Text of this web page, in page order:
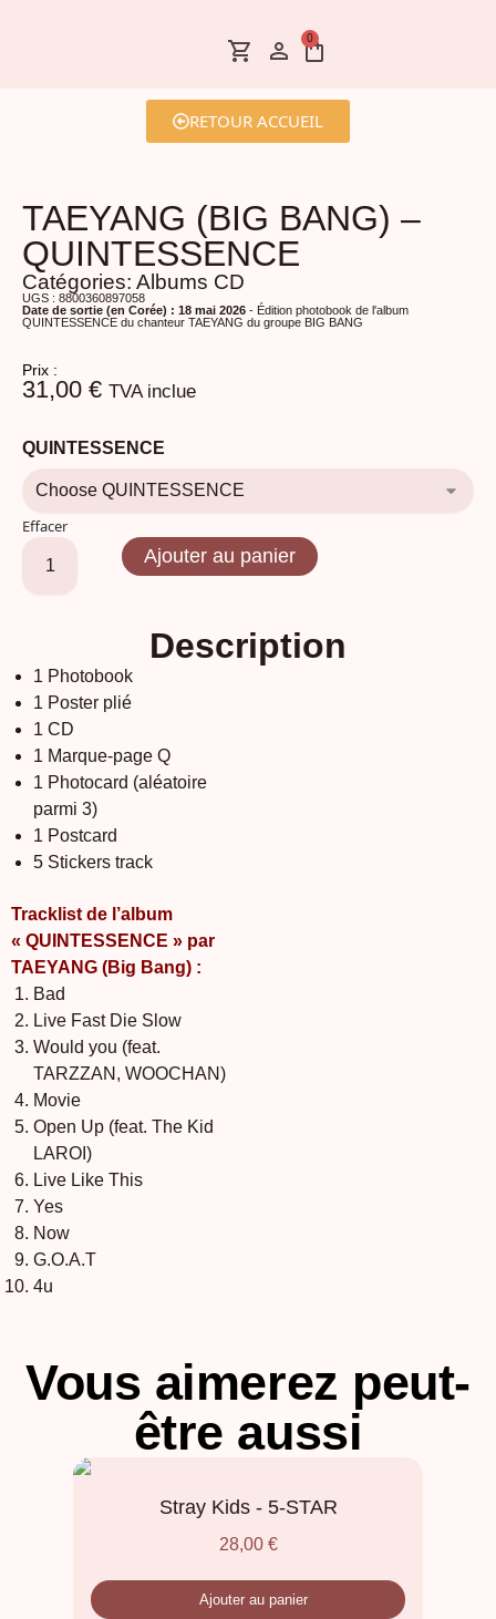
0
RETOUR ACCUEIL
TAEYANG (BIG BANG) –
QUINTESSENCE
Catégories: Albums CD
UGS : 8800360897058
Date de sortie (en Corée) : 18 mai 2026 - Édition photobook de l'album
QUINTESSENCE du chanteur TAEYANG du groupe BIG BANG
Prix :
31,00 € TVA inclue
QUINTESSENCE
Effacer
Ajouter au panier
Description
1 Photobook
1 Poster plié
1 CD
1 Marque-page Q
1 Photocard (aléatoire
parmi 3)
1 Postcard
5 Stickers track
Tracklist de l’album
« QUINTESSENCE » par
TAEYANG (Big Bang) :
Bad
Live Fast Die Slow
Would you (feat.
TARZZAN, WOOCHAN)
Movie
Open Up (feat. The Kid
LAROI)
Live Like This
Yes
Now
G.O.A.T
4u
Vous aimerez peut-
être aussi
Stray Kids - 5-STAR
28,00 €
Ajouter au panier